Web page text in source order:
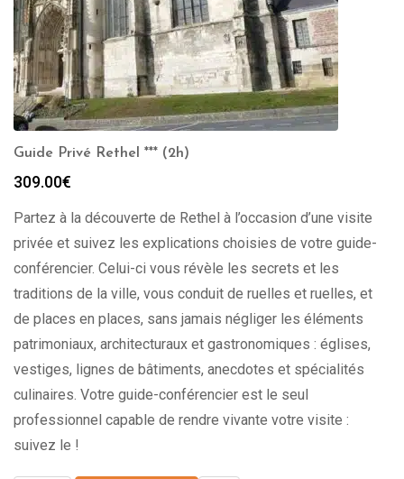
Guide Privé Rethel *** (2h)
309.00€
Partez à la découverte de Rethel à l’occasion d’une visite
privée et suivez les explications choisies de votre guide-
conférencier. Celui-ci vous révèle les secrets et les
traditions de la ville, vous conduit de ruelles et ruelles, et
de places en places, sans jamais négliger les éléments
patrimoniaux, architecturaux et gastronomiques : églises,
vestiges, lignes de bâtiments, anecdotes et spécialités
culinaires. Votre guide-conférencier est le seul
professionnel capable de rendre vivante votre visite :
suivez le !